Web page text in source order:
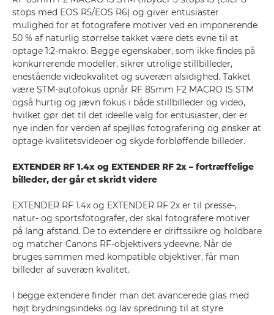
stops med EOS R5/EOS R6) og giver entusiaster
mulighed for at fotografere motiver ved en imponerende
50 % af naturlig størrelse takket være dets evne til at
optage 1:2-makro. Begge egenskaber, som ikke findes på
konkurrerende modeller, sikrer utrolige stillbilleder,
enestående videokvalitet og suveræn alsidighed. Takket
være STM-autofokus opnår RF 85mm F2 MACRO IS STM
også hurtig og jævn fokus i både stillbilleder og video,
hvilket gør det til det ideelle valg for entusiaster, der er
nye inden for verden af spejlløs fotografering og ønsker at
optage kvalitetsvideoer og skyde forbløffende billeder.
EXTENDER RF 1.4x og EXTENDER RF 2x – fortræffelige
billeder, der går et skridt videre
EXTENDER RF 1.4x og EXTENDER RF 2x er til presse-,
natur- og sportsfotografer, der skal fotografere motiver
på lang afstand. De to extendere er driftssikre og holdbare
og matcher Canons RF-objektivers ydeevne. Når de
bruges sammen med kompatible objektiver, får man
billeder af suveræn kvalitet.
I begge extendere finder man det avancerede glas med
højt brydningsindeks og lav spredning til at styre